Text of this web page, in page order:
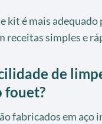
kit é mais adequado
receitas simples e
de
fouet?
fabricados em aço